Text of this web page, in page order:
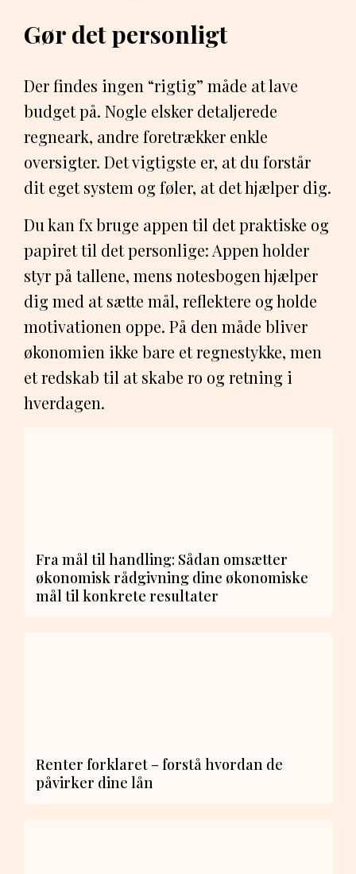
Gør det personligt
Der findes ingen “rigtig” måde at lave
budget på. Nogle elsker detaljerede
regneark, andre foretrækker enkle
oversigter. Det vigtigste er, at du forstår
dit eget system og føler, at det hjælper dig.
Du kan fx bruge appen til det praktiske og
papiret til det personlige: Appen holder
styr på tallene, mens notesbogen hjælper
dig med at sætte mål, reflektere og holde
motivationen oppe. På den måde bliver
økonomien ikke bare et regnestykke, men
et redskab til at skabe ro og retning i
hverdagen.
Fra mål til handling: Sådan omsætter
økonomisk rådgivning dine økonomiske
mål til konkrete resultater
Renter forklaret – forstå hvordan de
påvirker dine lån